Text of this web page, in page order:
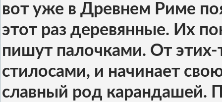
вот уже в Древнем Риме
этот раз деревянные. Их
пишут палочками. От этих-
стилосами, и начинает
славный род карандашей.